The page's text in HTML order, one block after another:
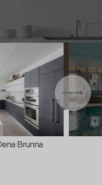
Brunna